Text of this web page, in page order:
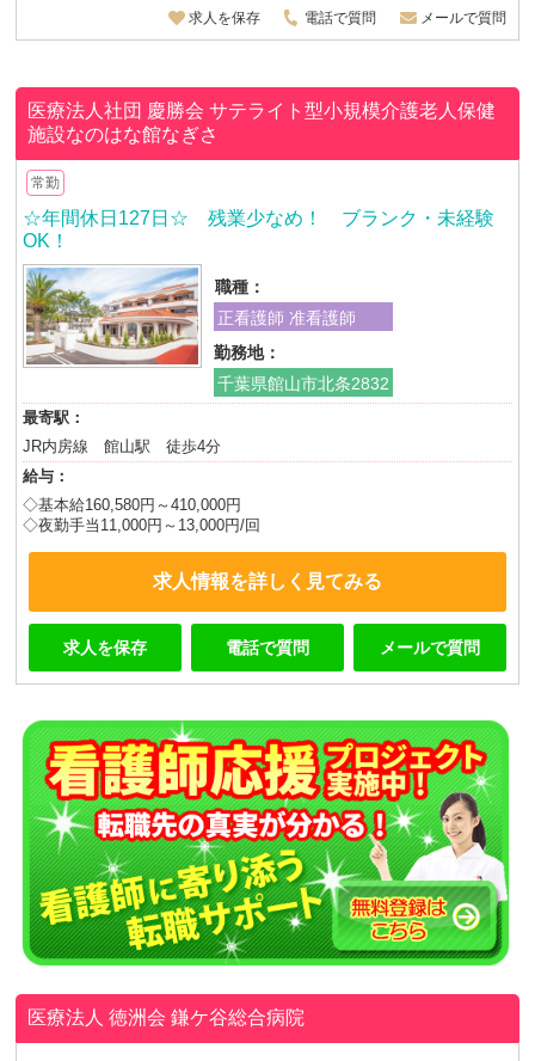
求人を保存 電話で質問 メールで質問
医療法人社団 慶勝会サテライト型小規模介護老人保健
施設なのはな館なぎさ
常勤
☆年間休日127日☆ 残業少なめ！ ブランク・未経験
OK！
職種：
正看護師 准看護師
勤務地：
千葉県館山市北条2832
最寄駅：
JR内房線 館山駅 徒歩4分
給与：
◇基本給160,580円～410,000円
◇夜勤手当11,000円～13,000円/回
求人情報を詳しく見てみる
求人を保存 電話で質問 メールで質問
医療法人 徳洲会鎌ケ谷総合病院